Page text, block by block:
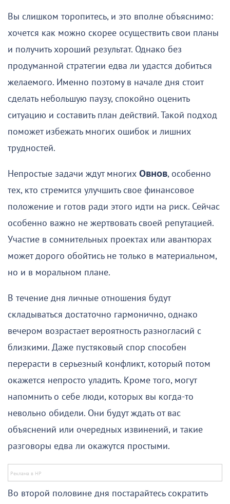
Вы слишком торопитесь, и это вполне объяснимо:
хочется как можно скорее осуществить свои планы
и получить хороший результат. Однако без
продуманной стратегии едва ли удастся добиться
желаемого. Именно поэтому в начале дня стоит
сделать небольшую паузу, спокойно оценить
ситуацию и составить план действий. Такой подход
поможет избежать многих ошибок и лишних
трудностей.
Непростые задачи ждут многих Овнов, особенно
тех, кто стремится улучшить свое финансовое
положение и готов ради этого идти на риск. Сейчас
особенно важно не жертвовать своей репутацией.
Участие в сомнительных проектах или авантюрах
может дорого обойтись не только в материальном,
но и в моральном плане.
В течение дня личные отношения будут
складываться достаточно гармонично, однако
вечером возрастает вероятность разногласий с
близкими. Даже пустяковый спор способен
перерасти в серьезный конфликт, который потом
окажется непросто уладить. Кроме того, могут
напомнить о себе люди, которых вы когда-то
невольно обидели. Они будут ждать от вас
объяснений или очередных извинений, и такие
разговоры едва ли окажутся простыми.
Во второй половине дня постарайтесь сократить